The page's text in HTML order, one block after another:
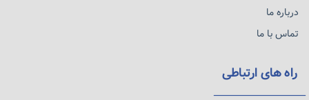
درباره ما
تماس با ما
راه های ارتباطی